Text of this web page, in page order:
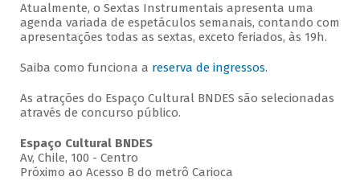
Atualmente, o Sextas Instrumentais apresenta uma
agenda variada de espetáculos semanais, contando com
apresentações todas as sextas, exceto feriados, às 19h.
Saiba como funciona a reserva de ingressos.
As atrações do Espaço Cultural BNDES são selecionadas
através de concurso público.
Espaço Cultural BNDES
Av, Chile, 100 - Centro
Próximo ao Acesso B do metrô Carioca